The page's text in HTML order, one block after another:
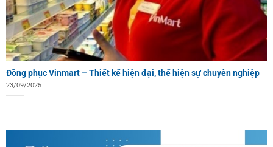
Đồng phục Vinmart – Thiết kế hiện đại, thể hiện sự chuyên nghiệp
23/09/2025